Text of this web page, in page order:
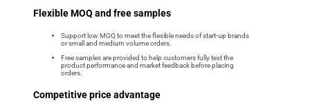
Flexible MOQ and free samples
Support low MOQ to meet the flexible needs of start-up brands
or small and medium volume orders.
Free samples are provided to help customers fully test the
product performance and market feedback before placing
orders.
Competitive price advantage